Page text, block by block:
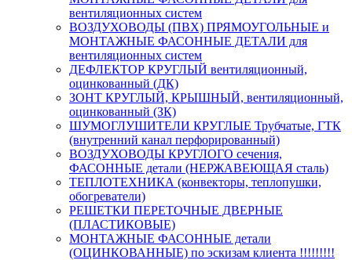
вентиляционных систем
ВОЗДУХОВОДЫ (ПВХ) ПРЯМОУГОЛЬНЫЕ и
МОНТАЖНЫЕ ФАСОННЫЕ ДЕТАЛИ для
вентиляционных систем
ДЕФЛЕКТОР КРУГЛЫЙ вентиляционный,
оцинкованный (ДК)
ЗОНТ КРУГЛЫЙ, КРЫШНЫЙ, вентиляционный,
оцинкованный (ЗК)
ШУМОГЛУШИТЕЛИ КРУГЛЫЕ Трубчатые, ГТК
(внутренний канал перфорированный)
ВОЗДУХОВОДЫ КРУГЛОГО сечения,
ФАСОННЫЕ детали (НЕРЖАВЕЮЩАЯ сталь)
ТЕПЛОТЕХНИКА (конвекторы, теплопушки,
обогреватели)
РЕШЕТКИ ПЕРЕТОЧНЫЕ ДВЕРНЫЕ
(ПЛАСТИКОВЫЕ)
МОНТАЖНЫЕ ФАСОННЫЕ детали
(ОЦИНКОВАННЫЕ) по эскизам клиента !!!!!!!!!